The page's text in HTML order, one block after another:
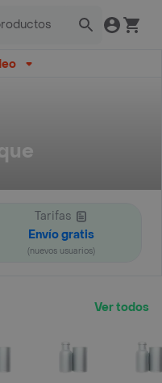
Tarifas
Envío gratis
(nuevos usuarios)
Ver todos